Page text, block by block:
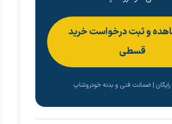
و ثبت درخواست خرید
قسطی
رایگان | ضمانت فنی و بدنه خودروشاپ